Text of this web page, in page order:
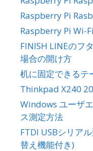
Raspberry Pi
Raspberry Pi Wi-
FINISH LINEのフ
場合の開け方
机に固定できるテ
Thinkpad X240
Windows ユーザ
ス測定方法
FTDI USBシリア
替え機能付き)